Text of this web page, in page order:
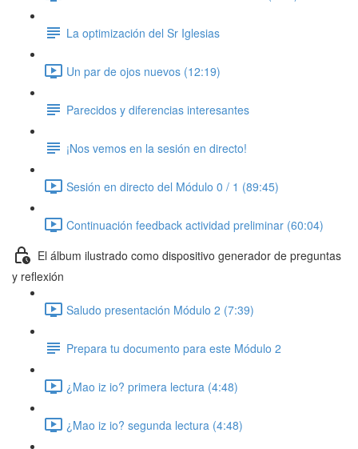
La optimización del Sr Iglesias
Un par de ojos nuevos (12:19)
Parecidos y diferencias interesantes
¡Nos vemos en la sesión en directo!
Sesión en directo del Módulo 0 / 1 (89:45)
Continuación feedback actividad preliminar (60:04)
El álbum ilustrado como dispositivo generador de preguntas
y reflexión
Saludo presentación Módulo 2 (7:39)
Prepara tu documento para este Módulo 2
¿Mao iz io? primera lectura (4:48)
¿Mao iz io? segunda lectura (4:48)